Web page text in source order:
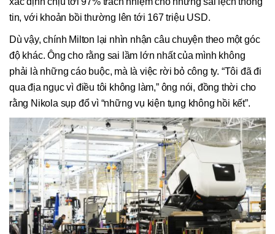
tin, với khoản bồi thường lên tới 167 triệu USD.
Dù vậy, chính Milton lại nhìn nhận câu chuyện theo một góc
độ khác. Ông cho rằng sai lầm lớn nhất của mình không
phải là những cáo buộc, mà là việc rời bỏ công ty. “Tôi đã đi
qua địa ngục vì điều tôi không làm,” ông nói, đồng thời cho
rằng Nikola sụp đổ vì “những vụ kiện tụng không hồi kết”.